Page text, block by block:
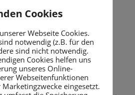
Glasfaser-Rabenau
Glasfaserausbau-SOE
Cookies
Webseite Cookies.
notwendig (z.B. für den
sind nicht notwendig.
Cookies helfen uns
unseres Online-
Webseitenfunktionen
eingesetzt.